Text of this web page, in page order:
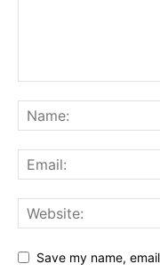
Save my name,